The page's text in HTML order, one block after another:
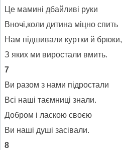
Це мамині дбайливі руки
Вночі,коли дитина міцно спить
Нам підшивали куртки й брюки,
З яких ми виростали вмить.
7
Ви разом з нами підростали
Всі наші таємниці знали.
Добром і ласкою своєю
Ви наші душі засівали.
8